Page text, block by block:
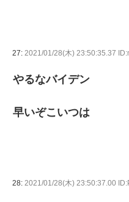
27: 2021/01/28(木) 23:50:35.37
やるなバイデン
早いぞこいつは
28: 2021/01/28(木) 23:50:37.00